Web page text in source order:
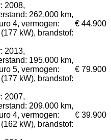
2008,
262.000 km,
4, vermogen:
kW), brandstof:
€ 44.900
2013,
195.000 km,
5, vermogen:
kW), brandstof:
€ 79.900
2007,
209.000 km,
4, vermogen:
kW), brandstof:
€ 39.900